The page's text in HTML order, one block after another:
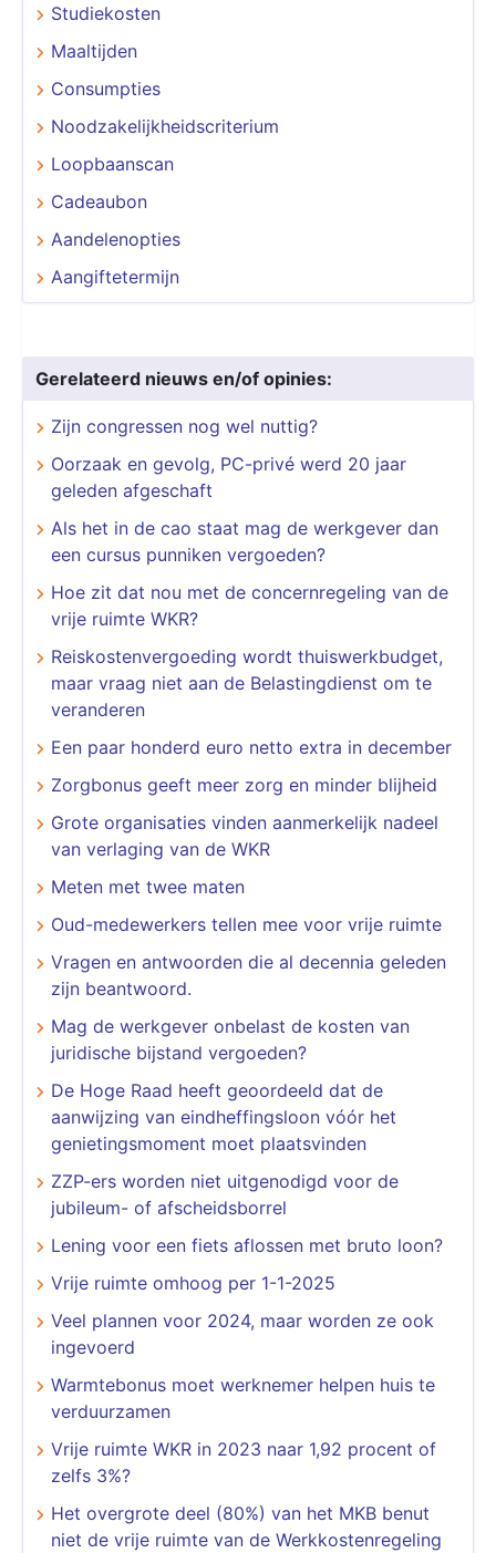
Studiekosten
Maaltijden
Consumpties
Noodzakelijkheidscriterium
Loopbaanscan
Cadeaubon
Aandelenopties
Aangiftetermijn
Gerelateerd nieuws en/of opinies:
Zijn congressen nog wel nuttig?
Oorzaak en gevolg, PC-privé werd 20 jaar
geleden afgeschaft
Als het in de cao staat mag de werkgever dan
een cursus punniken vergoeden?
Hoe zit dat nou met de concernregeling van de
vrije ruimte WKR?
Reiskostenvergoeding wordt thuiswerkbudget,
maar vraag niet aan de Belastingdienst om te
veranderen
Een paar honderd euro netto extra in december
Zorgbonus geeft meer zorg en minder blijheid
Grote organisaties vinden aanmerkelijk nadeel
van verlaging van de WKR
Meten met twee maten
Oud-medewerkers tellen mee voor vrije ruimte
Vragen en antwoorden die al decennia geleden
zijn beantwoord.
Mag de werkgever onbelast de kosten van
juridische bijstand vergoeden?
De Hoge Raad heeft geoordeeld dat de
aanwijzing van eindheffingsloon vóór het
genietingsmoment moet plaatsvinden
​​​​​​​ZZP-ers worden niet uitgenodigd voor de
jubileum- of afscheidsborrel
Lening voor een fiets aflossen met bruto loon?
Vrije ruimte omhoog per 1-1-2025
Veel plannen voor 2024, maar worden ze ook
ingevoerd
Warmtebonus moet werknemer helpen huis te
verduurzamen
Vrije ruimte WKR in 2023 naar 1,92 procent of
zelfs 3%?
Het overgrote deel (80%) van het MKB benut
niet de vrije ruimte van de Werkkostenregeling